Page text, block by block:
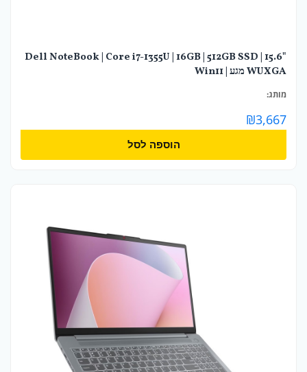
Dell NoteBook | Core i7-1355U | 16GB | 512GB SSD | 15.6"
WUXGA מגע | Win11
מותג:
₪3,667
הוספה לסל